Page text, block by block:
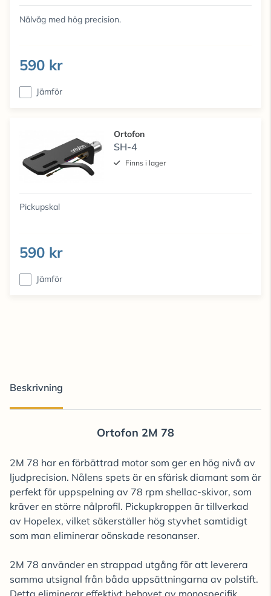
Nålvåg med hög precision.
590 kr
Jämför
Ortofon
SH-4
Finns i lager
Pickupskal
590 kr
Jämför
Beskrivning
Ortofon 2M 78
2M 78 har en förbättrad motor som ger en hög nivå av
ljudprecision. Nålens spets är en sfärisk diamant som är
perfekt för uppspelning av 78 rpm shellac-skivor, som
kräver en större nålprofil. Pickupkroppen är tillverkad
av Hopelex, vilket säkerställer hög styvhet samtidigt
som man eliminerar oönskade resonanser.
2M 78 använder en strappad utgång för att leverera
samma utsignal från båda uppsättningarna av polstift.
Detta eliminerar effektivt behovet av monospecifik